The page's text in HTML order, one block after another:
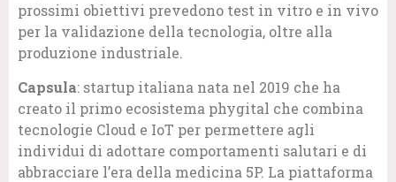
prossimi obiettivi prevedono test in vitro e in vivo
per la validazione della tecnologia, oltre alla
produzione industriale.
Capsula: startup italiana nata nel 2019 che ha
creato il primo ecosistema phygital che combina
tecnologie Cloud e IoT per permettere agli
individui di adottare comportamenti salutari e di
abbracciare l’era della medicina 5P. La piattaforma